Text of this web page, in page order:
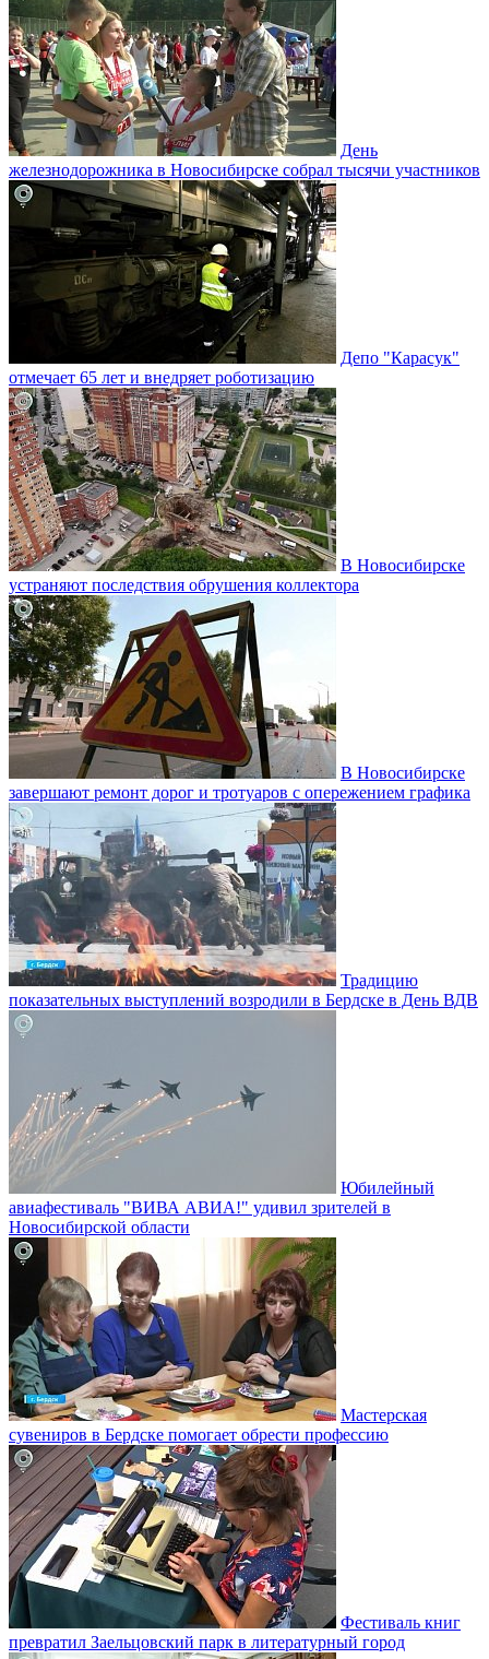
День
железнодорожника в Новосибирске собрал тысячи участников
Депо "Карасук"
отмечает 65 лет и внедряет роботизацию
В Новосибирске
устраняют последствия обрушения коллектора
В Новосибирске
завершают ремонт дорог и тротуаров с опережением графика
Традицию
показательных выступлений возродили в Бердске в День ВДВ
Юбилейный
авиафестиваль "ВИВА АВИА!" удивил зрителей в
Новосибирской области
Мастерская
сувениров в Бердске помогает обрести профессию
Фестиваль книг
превратил Заельцовский парк в литературный город